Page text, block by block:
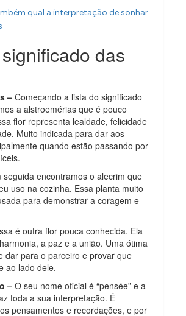
qual a interpretação de sonhar
das
–Começando a lista do significado
a alstroemérias que é pouco
flor representa lealdade, felicidade
Muito indicada para dar aos
quando estão passando por
seguida encontramos o alecrim que
uso na cozinha. Essa planta muito
para demonstrar a coragem e
é outra flor pouca conhecida. Ela
a paz e a união. Uma ótima
dar para o parceiro e provar que
ao lado dele.
–O seu nome oficial é “pensée” e a
toda a sua interpretação. É
pensamentos e recordações, e por